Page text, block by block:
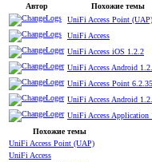
Автор
Похожие темы
UniFi Access Point (UAP)
UniFi Access
UniFi Access iOS 1.2.2
UniFi Access Android
UniFi Access Point 6.2.35
UniFi Access Android
UniFi Access Application
Похожие темы
UniFi Access Point (UAP)
UniFi Access